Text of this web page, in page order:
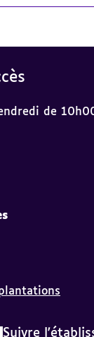
de
Suivre